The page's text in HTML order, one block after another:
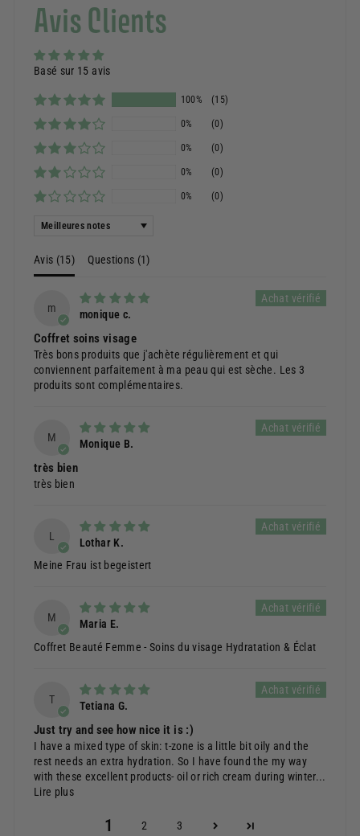
Avis Clients
Basé sur 15 avis
100% (15)
0% (0)
0% (0)
0% (0)
0% (0)
Sort by
Avis (15) Questions (1)
m
monique c.
Coffret soins visage
Très bons produits que j'achète régulièrement et qui
conviennent parfaitement à ma peau qui est sèche. Les 3
produits sont complémentaires.
M
Monique B.
très bien
très bien
L
Lothar K.
Meine Frau ist begeistert
M
Maria E.
Coffret Beauté Femme - Soins du visage Hydratation & Éclat
T
Tetiana G.
Just try and see how nice it is :)
I have a mixed type of skin: t-zone is a little bit oily and the
rest needs an extra hydration. So I have found the my way
with these excellent products- oil or rich cream during winter...
Lire plus
1 2 3